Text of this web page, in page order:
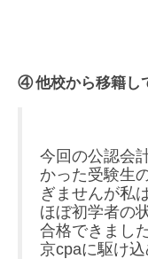
④ 他校から移籍し
今回の公認会
かった受験生
ぎませんが私
ほぼ初学者の
合格できまし
京cpaに駆け込